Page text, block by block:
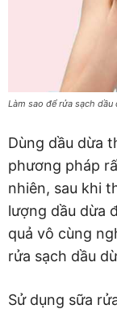
Làm sao để rửa sạch dầu
Dùng dầu dừa
phương pháp
nhiên, sau khi
lượng dầu dừa
quả vô cùng
rửa sạch dầu
Sử dụng sữa